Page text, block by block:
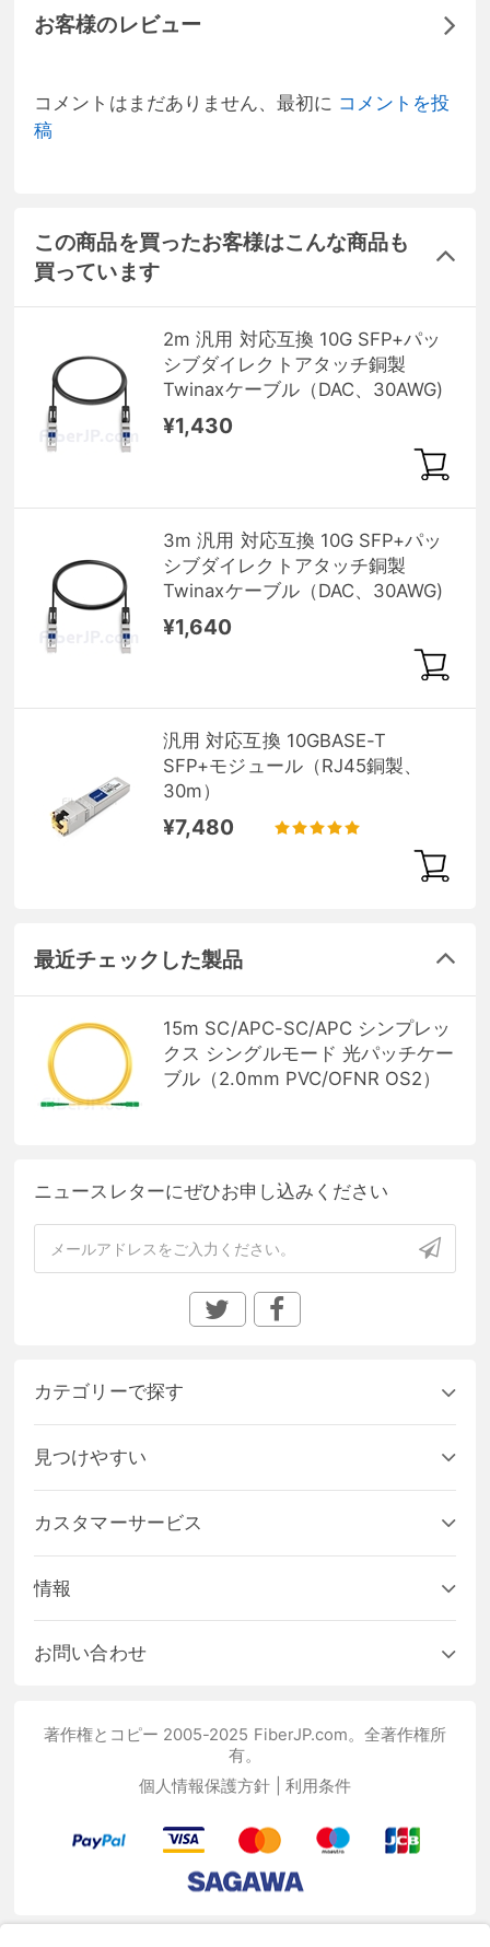
お客様のレビュー
コメントはまだありません、最初に コメントを投
稿
この商品を買ったお客様はこんな商品も
買っています
2m 汎用 対応互換 10G SFP+パッ
シブダイレクトアタッチ銅製
Twinaxケーブル（DAC、30AWG)
¥1,430
3m 汎用 対応互換 10G SFP+パッ
シブダイレクトアタッチ銅製
Twinaxケーブル（DAC、30AWG)
¥1,640
汎用 対応互換 10GBASE-T
SFP+モジュール（RJ45銅製、
30m）
¥7,480
最近チェックした製品
15m SC/APC-SC/APC シンプレッ
クス シングルモード 光パッチケー
ブル（2.0mm PVC/OFNR OS2）
ニュースレターにぜひお申し込みください
カテゴリーで探す
見つけやすい
カスタマーサービス
情報
お問い合わせ
著作権とコピー 2005-2025 FiberJP.com。全著作権所
有。
個人情報保護方針
利用条件